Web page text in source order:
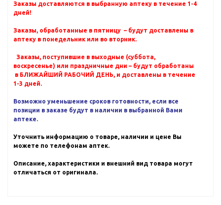
Заказы доставляются в выбранную аптеку в течение 1-4
дней!
Заказы, обработанные в пятницу – будут доставлены в
аптеку в понедельник или во вторник.
Заказы, поступившие в выходные (суббота,
воскресенье) или праздничные дни – будут обработаны
в БЛИЖАЙШИЙ РАБОЧИЙ ДЕНЬ, и доставлены в течение
1-3 дней.
Возможно уменьшение сроков готовности, если все
позиции в заказе будут в наличии в выбранной Вами
аптеке.
Уточнить информацию о товаре, наличии и цене Вы
можете по телефонам аптек.
Описание, характеристики и внешний вид товара могут
отличаться от оригинала.